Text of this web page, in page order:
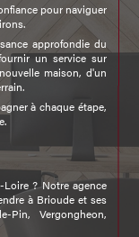
pour naviguer
approfondie du
un service sur
maison, d'un
à chaque étape,
? Notre agence
à Brioude et ses
Pin, Vergongheon,